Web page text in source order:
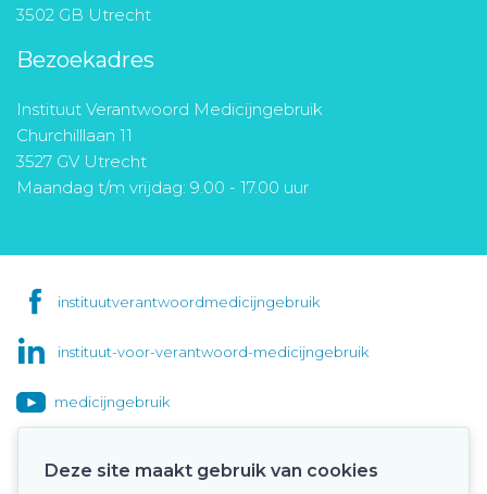
3502 GB Utrecht
Bezoekadres
Instituut Verantwoord Medicijngebruik
Churchilllaan 11
3527 GV Utrecht
Maandag t/m vrijdag: 9.00 - 17.00 uur
instituutverantwoordmedicijngebruik
instituut-voor-verantwoord-medicijngebruik
medicijngebruik
Deze site maakt gebruik van cookies